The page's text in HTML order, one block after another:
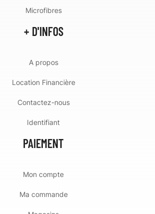
Microfibres
+ D'INFOS
A propos
Location Financière
Contactez-nous
Identifiant
PAIEMENT
Mon compte
Ma commande